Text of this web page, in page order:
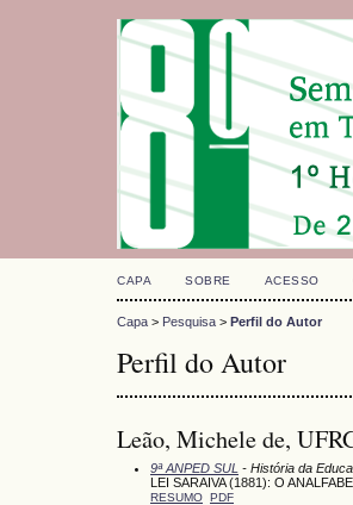
CAPA SOBRE ACESSO
Capa > Pesquisa > Perfil do Autor
Perfil do Autor
Leão, Michele de,
9ª ANPED SUL - História da
LEI SARAIVA (1881): O
RESUMO PDF